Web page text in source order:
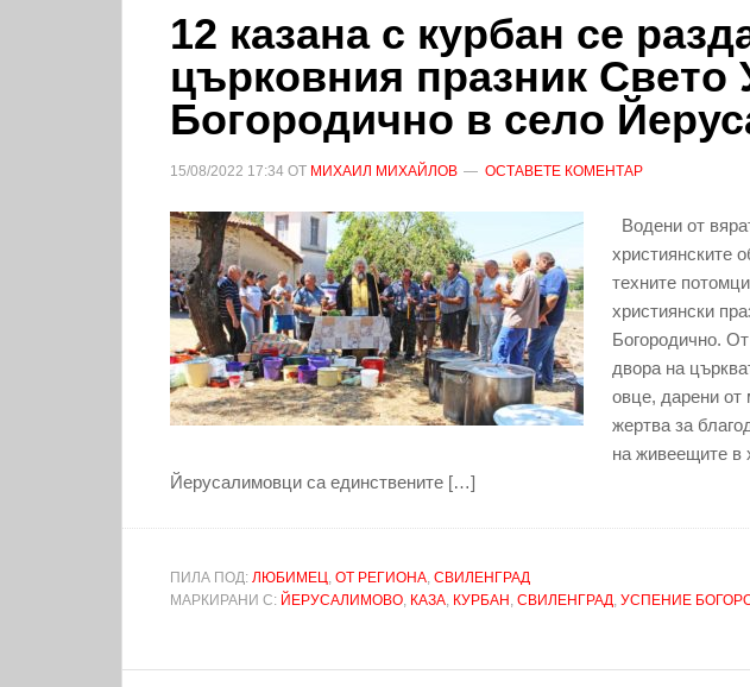
12 казана с курбан се
църковния празник Свето
Богородично в село
15/08/2022 17:34 ОТ МИХАИЛ МИХАЙЛОВ ОСТАВЕТЕ КОМЕНТАР
Водени от
християнските
техните
християнски
Богородично.
двора на
овце, дарени от
жертва за
на живеещите в
Йерусалимовци са единствените […]
ПИЛА ПОД: ЛЮБИМЕЦ, ОТ РЕГИОНА, СВИЛЕНГРАД
МАРКИРАНИ С: ЙЕРУСАЛИМОВО, КАЗА, КУРБАН , СВИЛЕНГРАД, УСПЕНИЕ